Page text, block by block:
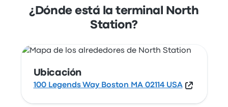
ubicación de esta estación de Boston en un
mapa.
¿Dónde está la terminal North
Station?
Ubicación
100 Legends Way Boston MA 02114 USA